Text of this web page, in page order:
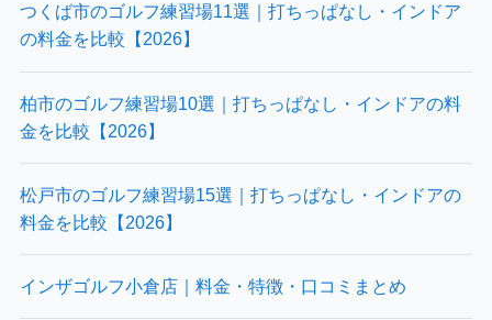
つくば市のゴルフ練習場11選｜打ちっぱなし・インドア
の料金を比較【2026】
柏市のゴルフ練習場10選｜打ちっぱなし・インドアの料
金を比較【2026】
松戸市のゴルフ練習場15選｜打ちっぱなし・インドアの
料金を比較【2026】
インザゴルフ小倉店｜料金・特徴・口コミまとめ